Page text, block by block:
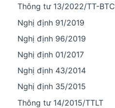
Thông tư 13/2022/TT-BTC
Nghị định 91/2019
Nghị định 96/2019
Nghị định 01/2017
Nghị định 43/2014
Nghị định 35/2015
Thông tư 14/2015/TTLT